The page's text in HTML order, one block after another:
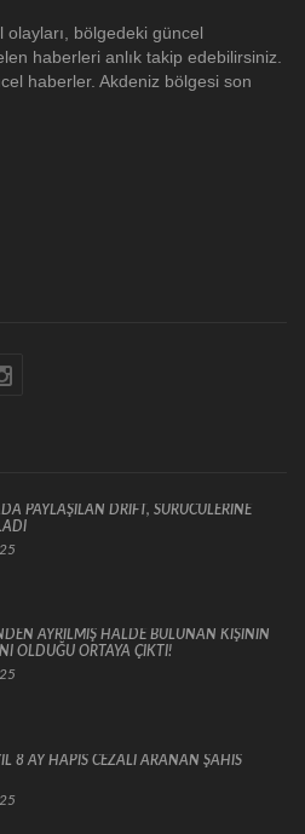
bölgedeki güncel
haberleri anlık takip edebilirsiniz.
haberler. Akdeniz bölgesi son
PAYLAŞILAN DRİFT, SÜRÜCÜLERİNE
AYRILMIŞ HALDE BULUNAN KİŞİNİN
OLDUĞU ORTAYA ÇIKTI!
8 AY HAPİS CEZALI ARANAN ŞAHIS